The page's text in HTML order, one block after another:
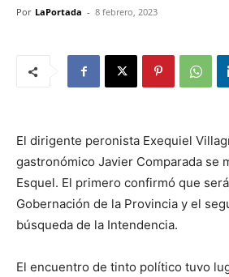
Por LaPortada - 8 febrero, 2023
El dirigente peronista Exequiel
gastronómico Javier Comparada se
Esquel. El primero confirmó que
Gobernación de la Provincia y el
búsqueda de la Intendencia.
El encuentro de tinto político tuvo